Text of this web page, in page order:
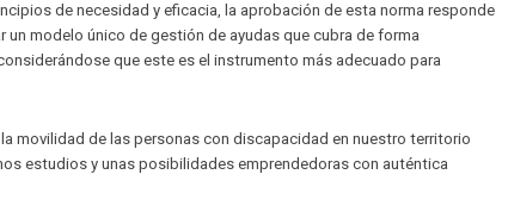
de necesidad y eficacia, la aprobación de esta norma responde
un modelo único de gestión de ayudas que cubra de forma
que este es el instrumento más adecuado para
movilidad de las personas con discapacidad en nuestro territorio
estudios y unas posibilidades emprendedoras con auténtica